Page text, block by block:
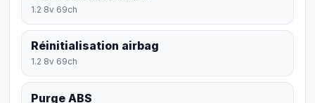
1.2 8v 69ch
Réinitialisation airbag
1.2 8v 69ch
Purge ABS